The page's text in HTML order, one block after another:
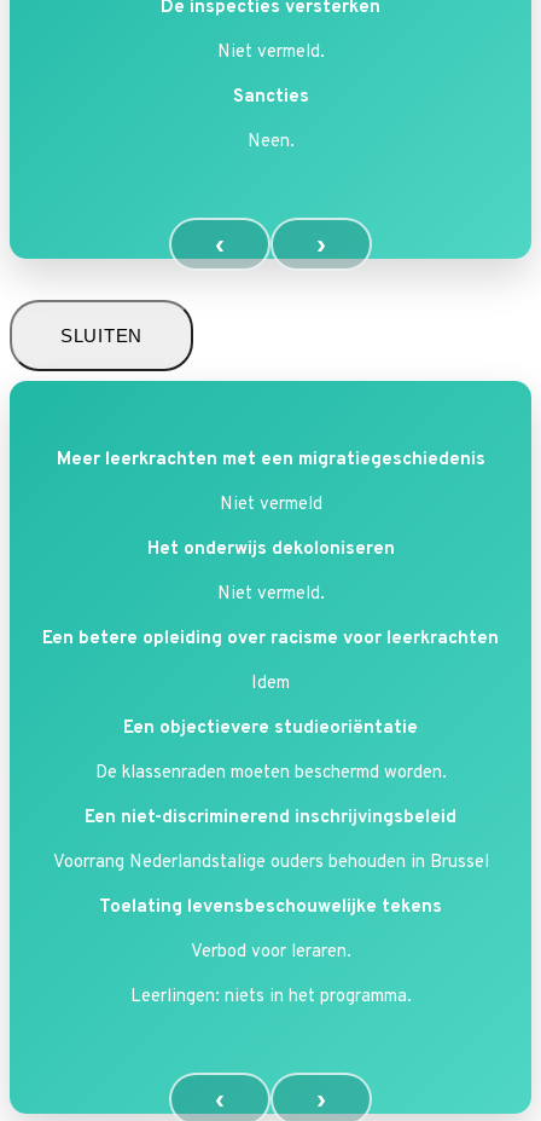
De inspecties versterken
Niet vermeld.
Sancties
Neen.
‹ ›
SLUITEN
Meer leerkrachten met een migratiegeschiedenis
Niet vermeld
Het onderwijs dekoloniseren
Niet vermeld.
Een betere opleiding over racisme voor leerkrachten
Idem
Een objectievere studieoriëntatie
De klassenraden moeten beschermd worden.
Een niet-discriminerend inschrijvingsbeleid
Voorrang Nederlandstalige ouders behouden in Brussel
Toelating levensbeschouwelijke tekens
Verbod voor leraren.
Leerlingen: niets in het programma.
‹ ›